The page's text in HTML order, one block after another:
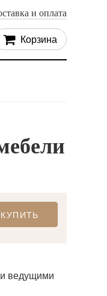
и оплата
Корзина
КУПИТЬ
ведущими